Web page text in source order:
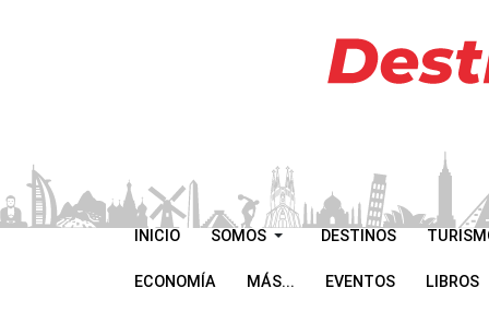
INICIO SOMOS DESTINOS
ECONOMÍA MÁS... EVENTOS LIBROS